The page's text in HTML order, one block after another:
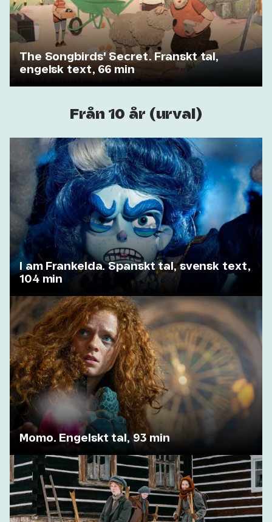
The Songbirds' Secret. Franskt tal,
engelsk text, 66 min
Från 10 år (urval)
I am Frankelda. Spanskt tal, svensk text,
104 min
Momo. Engelskt tal, 93 min